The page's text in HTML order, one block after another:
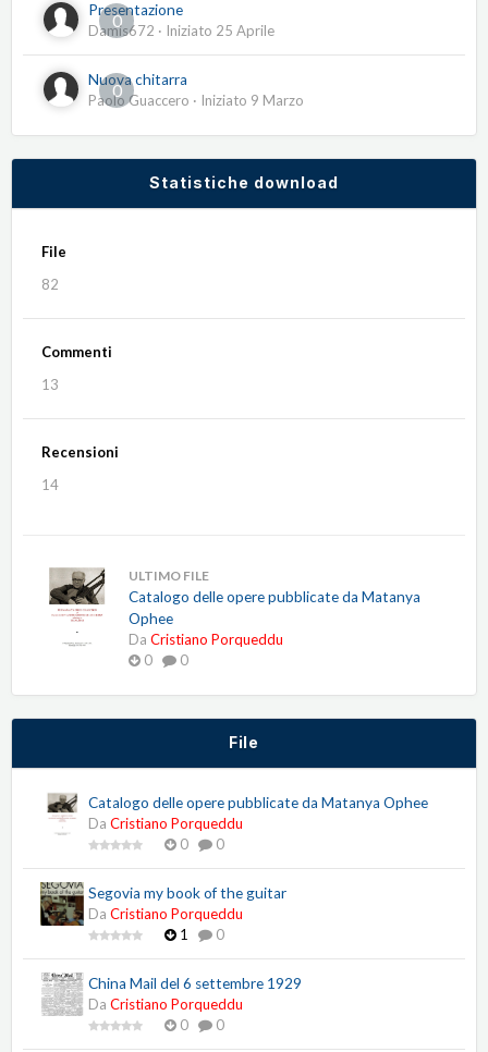
0
Presentazione
Damis672 · Iniziato 25 Aprile
0
Nuova chitarra
Paolo Guaccero · Iniziato 9 Marzo
Statistiche download
File
82
Commenti
13
Recensioni
14
ULTIMO FILE
Catalogo delle opere pubblicate da Matanya
Ophee
Da Cristiano Porqueddu
0
0
File
Catalogo delle opere pubblicate da Matanya Ophee
Da Cristiano Porqueddu
0
0
Segovia my book of the guitar
Da Cristiano Porqueddu
1
0
China Mail del 6 settembre 1929
Da Cristiano Porqueddu
0
0